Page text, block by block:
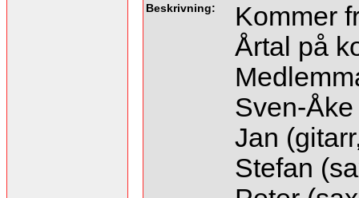
Beskrivning:
Kommer
Årtal på
Sven-
Jan
Stefan